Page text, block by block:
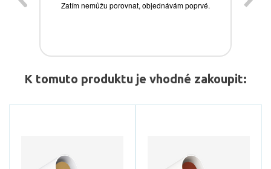
K tomuto produktu je vhodné zakoupit: